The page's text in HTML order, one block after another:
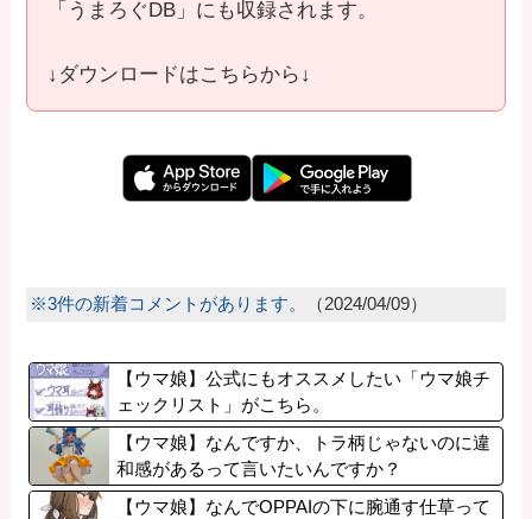
「うまろぐDB」にも収録されます。
↓ダウンロードはこちらから↓
※3件の新着コメントがあります。 （2024/04/09）
【ウマ娘】公式にもオススメしたい「ウマ娘チ
ェックリスト」がこちら。
【ウマ娘】なんですか、トラ柄じゃないのに違
和感があるって言いたいんですか？
【ウマ娘】なんでOPPAIの下に腕通す仕草って